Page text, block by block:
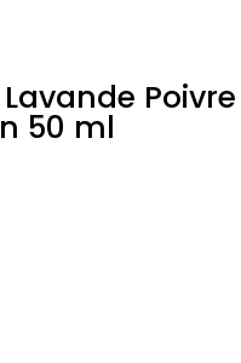
Poivre
50 ml